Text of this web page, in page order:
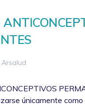
únicamente como